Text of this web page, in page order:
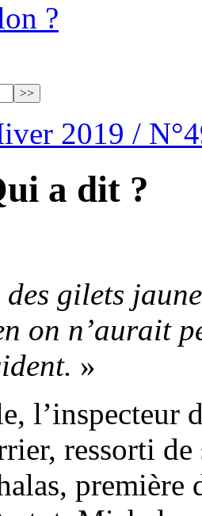
?
2019 /
a dit ?
gilets
on n’aurait
»
l’inspecteur
ressorti
première